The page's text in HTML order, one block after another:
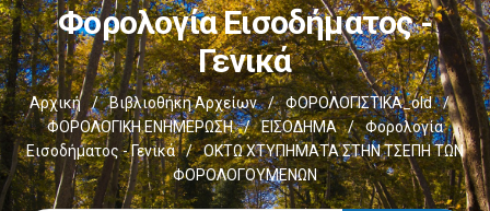
Φορολογία Εισοδήματος -
Γενικά
Αρχική / Βιβλιοθήκη Αρχείων / ΦΟΡΟΛΟΓΙΣΤΙΚΑ_old
/
ΦΟΡΟΛΟΓΙΚΗ ΕΝΗΜΕΡΩΣΗ
/ ΕΙΣΟΔΗΜΑ /
Φορολογία
Εισοδήματος - Γενικά
/
ΟΚΤΩ ΧΤΥΠΗΜΑΤΑ ΣΤΗΝ ΤΣΕΠΗ ΤΩΝ
ΦΟΡΟΛΟΓΟΥΜΕΝΩΝ